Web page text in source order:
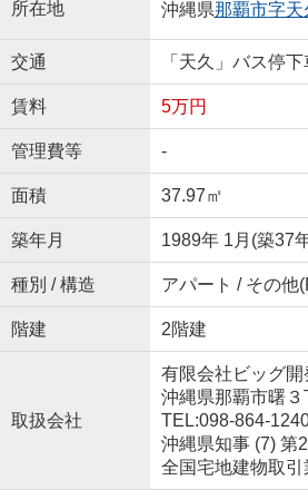
所在地 沖縄県那覇市字天
交通 「天久」バス停
賃料 5万円
管理費等 -
面積 37.97㎡
築年月 1989年 1月(築37
種別 / 構造 アパート / その他
階建 2階建
取扱会社
有限会社ビッグ
沖縄県那覇市曙３
TEL:098-864-
沖縄県知事 (7) 第
全国宅地建物取